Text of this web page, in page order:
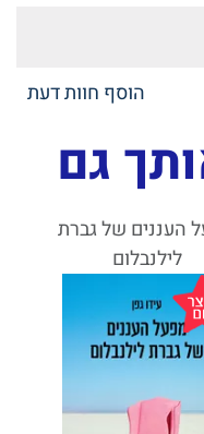
הוסף חוות דעת
גם
העננים של גברת
לילנבלום